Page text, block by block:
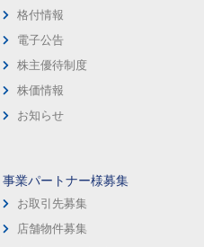
格付情報
電子公告
株主優待制度
株価情報
お知らせ
事業パートナー様募集
お取引先募集
店舗物件募集